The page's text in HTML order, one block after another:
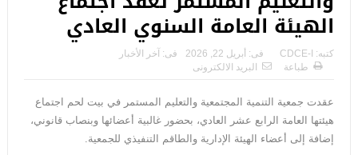
الهيئة العامة السنوي العادي
كتبه: CDCE-I فى: أبريل 22, 2026 فى: آخر الأخبار
طباعة
البريد الالكترونى
عقدت جمعية التنمية المجتمعية والتعليم المستمر في بيت لحم اجتماع
هيئتها العامة الرابع عشر العادي، بحضور غالبية أعضائها وبنصاب قانوني،
إضافة إلى أعضاء الهيئة الإدارية والطاقم التنفيذي للجمعية.